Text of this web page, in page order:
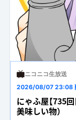
ニコニコ生放送
2026/08/07 23:08
にゃふ屋【735回
美味しい物）